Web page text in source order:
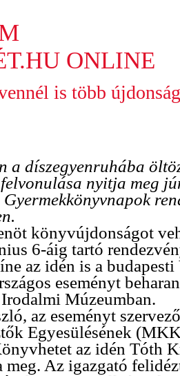
ONLINE
is több
a díszegyenruhába
nyitja meg
könyvújdonságot
6-áig tartó
az idén is a
eseményt
Múzeumban.
az eseményt
Egyesülésének
az idén Tóth
Az igazgató